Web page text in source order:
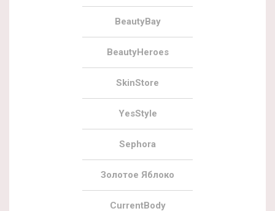
BeautyBay
BeautyHeroes
SkinStore
YesStyle
Sephora
Золотое Яблоко
CurrentBody